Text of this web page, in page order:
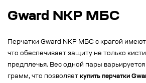
Gward NKP МБС
Перчатки Gward NKP МБС с крагой
что обеспечивает защиту не только
предплечья. Вес одной пары
грамм, что позволяет купить перчатки